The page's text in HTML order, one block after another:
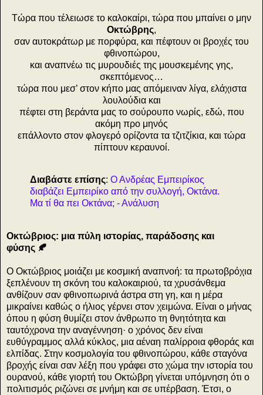
Τώρα που τέλειωσε το καλοκαίρι, τώρα που μπαίνει ο μην
Οκτώβρης,
σαν αυτοκράτωρ με πορφύρα, και πέφτουν οι βροχές του
φθινοπώρου,
και αναπνέω τις μυρουδιές της μουσκεμένης γης,
σκεπτόμενος…
τώρα που μεσ’ στον κήπο μας απόμειναν λίγα, ελάχιστα
λουλούδια και
πέφτει στη βεράντα μας το σούρουπο νωρίς, εδώ, που
ακόμη προ μηνός
επάλλοντο στον φλογερό ορίζοντα τα τζιτζίκια, και τώρα
πίπτουν κεραυνοί.
Διαβάστε επίσης: Ο Ανδρέας Εμπειρίκος
διαβάζει Εμπειρίκο από την συλλογή, Οκτάνα.
Μα τί θα πει Οκτάνα; - Ανάλυση
Οκτώβριος: μια πύλη ιστορίας, παράδοσης και
φύσης 🍂
Ο Οκτώβριος μοιάζει με κοσμική αναπνοή: τα πρωτοβρόχια
ξεπλένουν τη σκόνη του καλοκαιριού, τα χρυσάνθεμα
ανθίζουν σαν φθινοπωρινά άστρα στη γη, και η μέρα
μικραίνει καθώς ο ήλιος γέρνει στον χειμώνα. Είναι ο μήνας
όπου η φύση θυμίζει στον άνθρωπο τη θνητότητα και
ταυτόχρονα την αναγέννηση· ο χρόνος δεν είναι
ευθύγραμμος αλλά κύκλος, μια αέναη παλίρροια φθοράς και
ελπίδας. Στην κοσμολογία του φθινοπώρου, κάθε σταγόνα
βροχής είναι σαν λέξη που γράφει στο χώμα την ιστορία του
ουρανού, κάθε γιορτή του Οκτώβρη γίνεται υπόμνηση ότι ο
πολιτισμός ριζώνει σε μνήμη και σε υπέρβαση. Έτσι, ο